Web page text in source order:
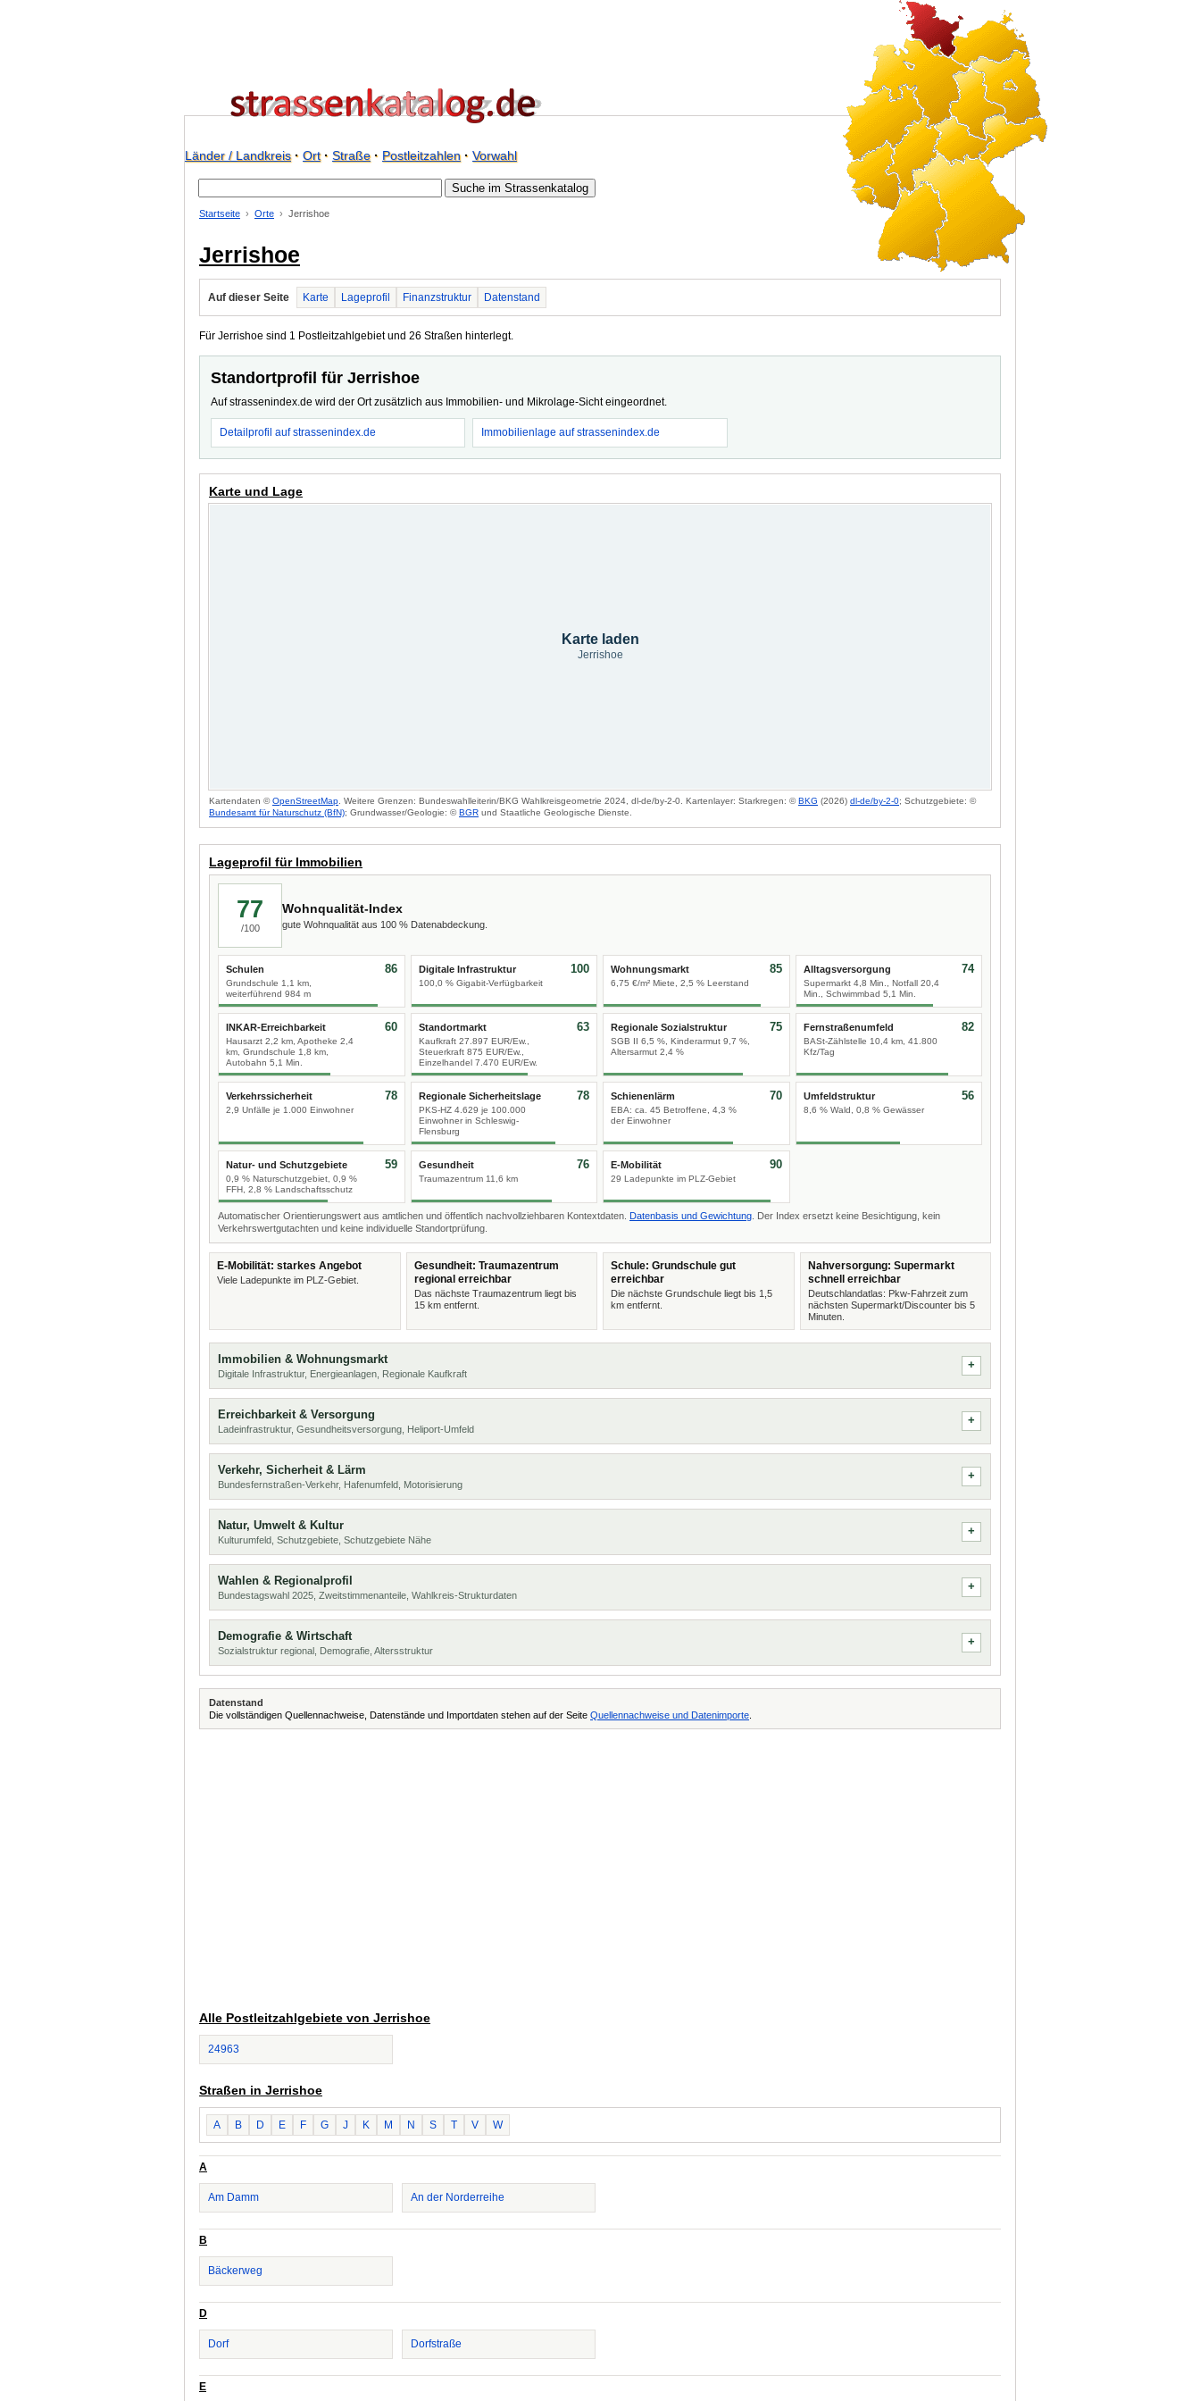
Länder / Landkreis· Ort· Straße· Postleitzahlen· Vorwahl
Startseite Orte Jerrishoe
Jerrishoe
Auf dieser Seite Karte Lageprofil Finanzstruktur Datenstand
Für Jerrishoe sind 1 Postleitzahlgebiet und 26 Straßen hinterlegt.
Standortprofil für Jerrishoe
Auf strassenindex.de wird der Ort zusätzlich aus Immobilien- und Mikrolage-Sicht eingeordnet.
Detailprofil auf strassenindex.de Immobilienlage auf strassenindex.de
Karte und Lage
Karte laden
Jerrishoe
Kartendaten ©OpenStreetMap . Weitere Grenzen: Bundeswahlleiterin/BKG Wahlkreisgeometrie 2024, dl-de/by-2-0. Kartenlayer: Starkregen: ©BKG (2026) dl-de/by-2-0; Schutzgebiete: ©
Bundesamt für Naturschutz (BfN); Grundwasser/Geologie: ©BGR und Staatliche Geologische Dienste.
Lageprofil für Immobilien
77
/100
Wohnqualität-Index
gute Wohnqualität aus 100 % Datenabdeckung.
Schulen
Grundschule 1,1 km,
weiterführend 984 m
86 Digitale Infrastruktur
100,0 % Gigabit-Verfügbarkeit
100 Wohnungsmarkt
6,75 €/m² Miete, 2,5 % Leerstand
85 Alltagsversorgung
Supermarkt 4,8 Min., Notfall 20,4
Min., Schwimmbad 5,1 Min.
74
INKAR-Erreichbarkeit
Hausarzt 2,2 km, Apotheke 2,4
km, Grundschule 1,8 km,
Autobahn 5,1 Min.
60 Standortmarkt
Kaufkraft 27.897 EUR/Ew.,
Steuerkraft 875 EUR/Ew.,
Einzelhandel 7.470 EUR/Ew.
63 Regionale Sozialstruktur
SGB II 6,5 %, Kinderarmut 9,7 %,
Altersarmut 2,4 %
75 Fernstraßenumfeld
BASt-Zählstelle 10,4 km, 41.800
Kfz/Tag
82
Verkehrssicherheit
2,9 Unfälle je 1.000 Einwohner
78 Regionale Sicherheitslage
PKS-HZ 4.629 je 100.000
Einwohner in Schleswig-
Flensburg
78 Schienenlärm
EBA: ca. 45 Betroffene, 4,3 %
der Einwohner
70 Umfeldstruktur
8,6 % Wald, 0,8 % Gewässer
56
Natur- und Schutzgebiete
0,9 % Naturschutzgebiet, 0,9 %
FFH, 2,8 % Landschaftsschutz
59 Gesundheit
Traumazentrum 11,6 km
76 E-Mobilität
29 Ladepunkte im PLZ-Gebiet
90
Automatischer Orientierungswert aus amtlichen und öffentlich nachvollziehbaren Kontextdaten. Datenbasis und Gewichtung . Der Index ersetzt keine Besichtigung, kein
Verkehrswertgutachten und keine individuelle Standortprüfung.
E-Mobilität: starkes Angebot
Viele Ladepunkte im PLZ-Gebiet.
Gesundheit: Traumazentrum
regional erreichbar
Das nächste Traumazentrum liegt bis
15 km entfernt.
Schule: Grundschule gut
erreichbar
Die nächste Grundschule liegt bis 1,5
km entfernt.
Nahversorgung: Supermarkt
schnell erreichbar
Deutschlandatlas: Pkw-Fahrzeit zum
nächsten Supermarkt/Discounter bis 5
Minuten.
Immobilien & Wohnungsmarkt
Digitale Infrastruktur, Energieanlagen, Regionale Kaufkraft
Erreichbarkeit & Versorgung
Ladeinfrastruktur, Gesundheitsversorgung, Heliport-Umfeld
Verkehr, Sicherheit & Lärm
Bundesfernstraßen-Verkehr, Hafenumfeld, Motorisierung
Natur, Umwelt & Kultur
Kulturumfeld, Schutzgebiete, Schutzgebiete Nähe
Wahlen & Regionalprofil
Bundestagswahl 2025, Zweitstimmenanteile, Wahlkreis-Strukturdaten
Demografie & Wirtschaft
Sozialstruktur regional, Demografie, Altersstruktur
Datenstand
Die vollständigen Quellennachweise, Datenstände und Importdaten stehen auf der Seite Quellennachweise und Datenimporte
Alle Postleitzahlgebiete von Jerrishoe
24963
Straßen in Jerrishoe
A B D E F G J K M N S T V W
A
Am Damm An der Norderreihe
B
Bäckerweg
D
Dorf Dorfstraße
E